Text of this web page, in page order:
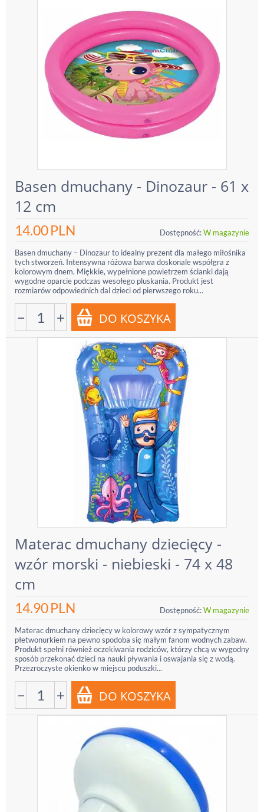
Basen dmuchany - Dinozaur - 61 x
12 cm
14.00PLN Dostępność:W magazynie
Basen dmuchany – Dinozaur to idealny prezent dla małego miłośnika
tych stworzeń. Intensywna różowa barwa doskonale współgra z
kolorowym dnem. Miękkie, wypełnione powietrzem ścianki dają
wygodne oparcie podczas wesołego pluskania. Produkt jest
rozmiarów odpowiednich dal dzieci od pierwszego roku...
− +
Materac dmuchany dziecięcy -
wzór morski - niebieski - 74 x 48
cm
14.90PLN Dostępność:W magazynie
Materac dmuchany dziecięcy w kolorowy wzór z sympatycznym
płetwonurkiem na pewno spodoba się małym fanom wodnych zabaw.
Produkt spełni również oczekiwania rodziców, którzy chcą w wygodny
sposób przekonać dzieci na nauki pływania i oswajania się z wodą.
Przezroczyste okienko w miejscu poduszki...
− +